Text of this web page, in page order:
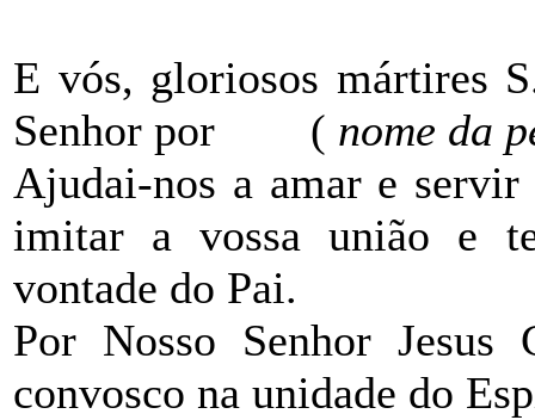
E vós, gloriosos mártires
Senhor por
( nome da
Ajudai-nos a amar e
imitar a vossa união e
vontade do Pai.
Por Nosso Senhor
convosco na unidade do